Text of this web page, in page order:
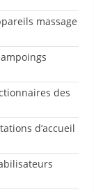
massage
des
d’accueil